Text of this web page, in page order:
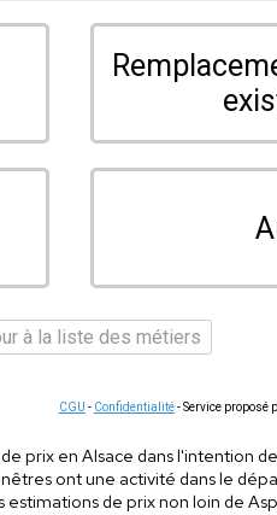
à la liste des métiers
CGU - Confidentialité- Service proposé
prix en Alsace dans l'intention
ont une activité dans le
de prix non loin de